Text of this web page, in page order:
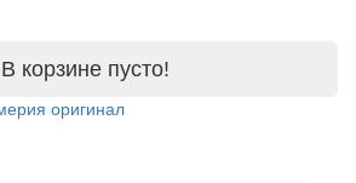
В корзине пусто!